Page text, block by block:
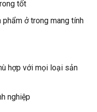
tốt
phẩm ở trong mang tính
hợp với mọi loại sản
nghiệp